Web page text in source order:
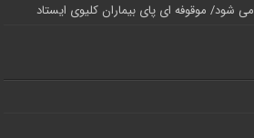
شود/ موقوفه ای پای بیماران کلیوی ایستاد